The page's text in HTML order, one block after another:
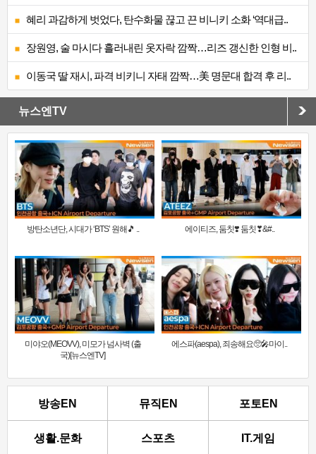
혜리 과감하게 벗었다, 탄수화물 끊고 끈 비니키 소화 ‘역대급..
장원영, 술 마시다 흘러내린 옷자락 깜짝…리즈 갱신한 인형 비..
이동국 딸 재시, 파격 비키니 자태 깜짝…美 명문대 합격 후 리..
뉴스엔TV
방탄소년단, 시대가 ‘BTS’ 원해🎵 .. 에이티즈, 둠칫❣️ 둠칫❣&#..
미야오(MEOVV), 미모가 넘사벽 (출
국)[뉴스엔TV]
에스파(aespa), 죄송해요🥺🎤마이..
방송EN 뮤직EN 포토EN
생활.문화 스포츠 IT.게임